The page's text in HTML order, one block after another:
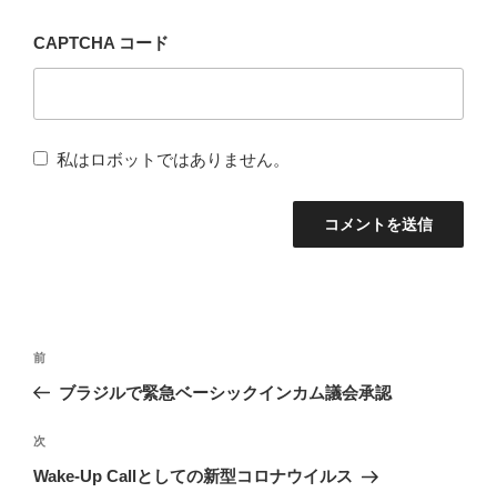
CAPTCHA コード
私はロボットではありません。
投
稿
ビ
ゲ
前
の
稿
前
ブラジルで緊急ベーシックインカム議会承認
次
の
次
Wake-Up Callとしての新型コロナウイルス